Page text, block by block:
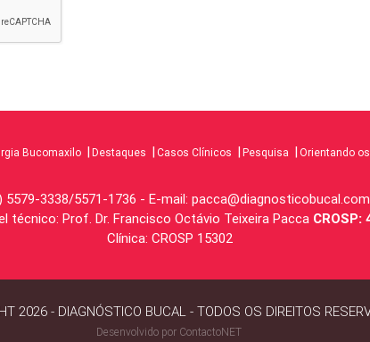
Bucomaxilo Destaques Casos Clínicos Pesquisa Orientando
5579-3338/5571-1736 - E-mail:
técnico: Prof. Dr. Francisco Octávio Teixeira Pacca CROSP:
Clínica: CROSP 15302
2026 - DIAGNÓSTICO BUCAL - TODOS OS DIREITOS
Desenvolvido por ContactoNET